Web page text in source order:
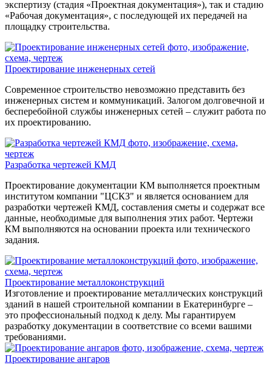
экспертизу (стадия «Проектная документация»), так и стадию
«Рабочая документация», с последующей их передачей на
площадку строительства.
Проектирование инженерных сетей
Современное строительство невозможно представить без
инженерных систем и коммуникаций. Залогом долговечной и
бесперебойной службы инженерных сетей – служит работа по
их проектированию.
Разработка чертежей КМД
Проектирование документации КМ выполняется проектным
институтом компании "ЦСКЗ" и является основанием для
разработки чертежей КМД, составления сметы и содержат все
данные, необходимые для выполнения этих работ. Чертежи
КМ выполняются на основании проекта или технического
задания.
Проектирование металлоконструкций
Изготовление и проектирование металлических конструкций
зданий в нашей строительной компании в Екатеринбурге –
это профессиональный подход к делу. Мы гарантируем
разработку документации в соответствие со всеми вашими
требованиями.
Проектирование ангаров